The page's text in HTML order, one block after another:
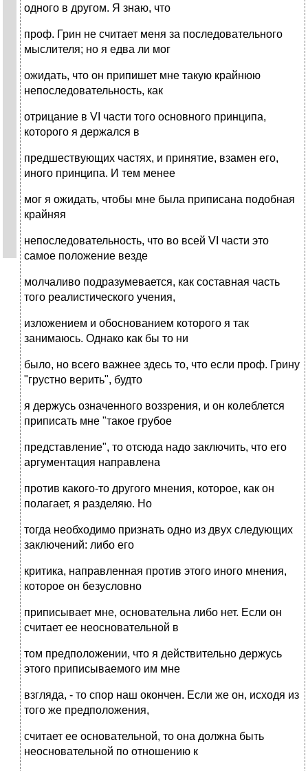
одного в другом. Я знаю, что
проф. Грин не считает меня за последовательного
мыслителя; но я едва ли мог
ожидать, что он припишет мне такую крайнюю
непоследовательность, как
отрицание в VI части того основного принципа,
которого я держался в
предшествующих частях, и принятие, взамен его,
иного принципа. И тем менее
мог я ожидать, чтобы мне была приписана подобная
крайняя
непоследовательность, что во всей VI части это
самое положение везде
молчаливо подразумевается, как составная часть
того реалистического учения,
изложением и обоснованием которого я так
занимаюсь. Однако как бы то ни
было, но всего важнее здесь то, что если проф. Грину
"грустно верить", будто
я держусь означенного воззрения, и он колеблется
приписать мне "такое грубое
представление", то отсюда надо заключить, что его
аргументация направлена
против какого-то другого мнения, которое, как он
полагает, я разделяю. Но
тогда необходимо признать одно из двух следующих
заключений: либо его
критика, направленная против этого иного мнения,
которое он безусловно
приписывает мне, основательна либо нет. Если он
считает ее неосновательной в
том предположении, что я действительно держусь
этого приписываемого им мне
взгляда, - то спор наш окончен. Если же он, исходя из
того же предположения,
считает ее основательной, то она должна быть
неосновательной по отношению к